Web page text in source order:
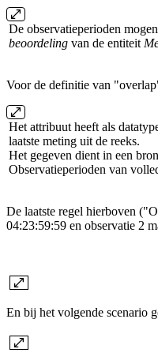
De observatieperioden
beoordeling van de entiteit
Voor de definitie van
Het attribuut heeft als
laatste meting uit de reeks.
Het gegeven dient in een
Observatieperioden van
De laatste regel hierboven
04:23:59:59 en observatie 2
En bij het volgende scenario